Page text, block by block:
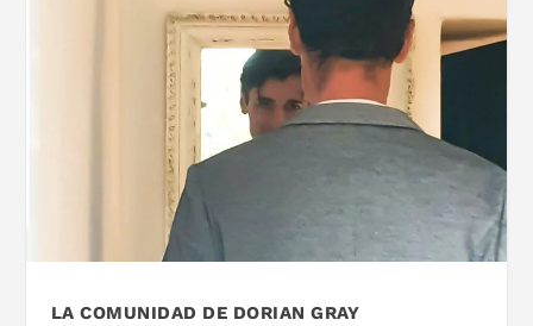
LA COMUNIDAD DE DORIAN GRAY